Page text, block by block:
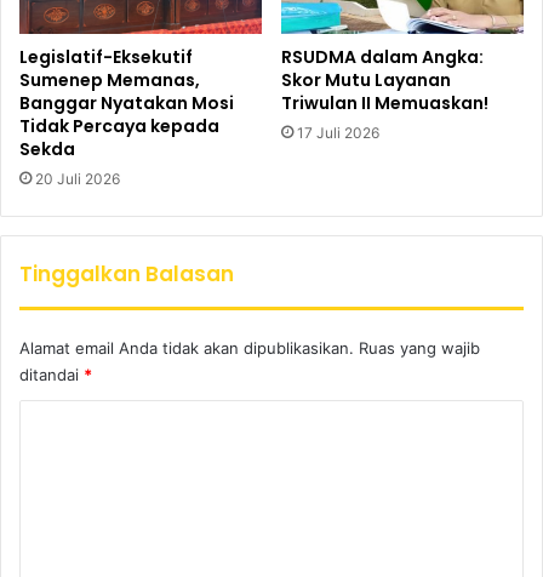
Legislatif-Eksekutif
Sumenep Memanas,
Banggar Nyatakan Mosi
Tidak Percaya kepada
Sekda
20 Juli 2026
RSUDMA dalam Angka:
Skor Mutu Layanan
Triwulan II Memuaskan!
17 Juli 2026
Tinggalkan Balasan
Alamat email Anda tidak akan dipublikasikan. Ruas yang wajib
ditandai *